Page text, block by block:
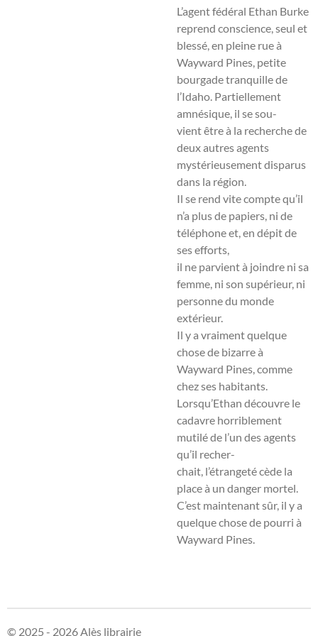
L’agent fédéral Ethan Burke
reprend conscience, seul et
blessé, en pleine rue à
Wayward Pines, petite
bourgade tranquille de
l’Idaho. Partiellement
amnésique, il se sou-
vient être à la recherche de
deux autres agents
mystérieusement disparus
dans la région.
Il se rend vite compte qu’il
n’a plus de papiers, ni de
téléphone et, en dépit de
ses efforts,
il ne parvient à joindre ni sa
femme, ni son supérieur, ni
personne du monde
extérieur.
Il y a vraiment quelque
chose de bizarre à
Wayward Pines, comme
chez ses habitants.
Lorsqu’Ethan découvre le
cadavre horriblement
mutilé de l’un des agents
qu’il recher-
chait, l’étrangeté cède la
place à un danger mortel.
C’est maintenant sûr, il y a
quelque chose de pourri à
Wayward Pines.
© 2025 - 2026 Alès librairie